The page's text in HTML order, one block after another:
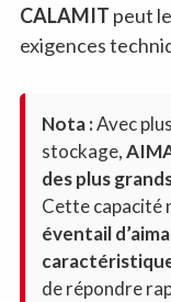
CALAMIT peut le
exigences
Nota :Avec
stockage,
des plus
Cette capacité
éventail
de répondre